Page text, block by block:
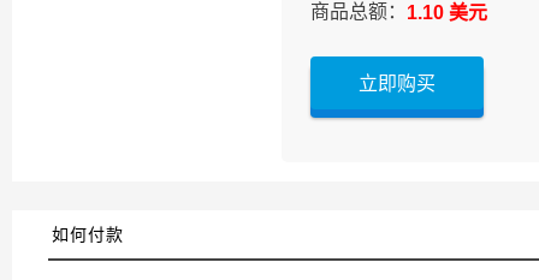
商品总额： 1.10 美元
立即购买
如何付款